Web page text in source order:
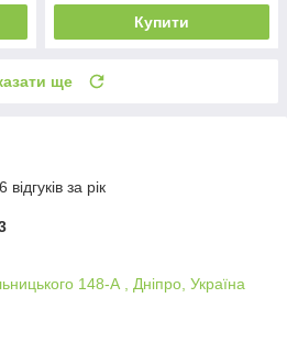
Купити
ще
за рік
148-А , Дніпро, Україна